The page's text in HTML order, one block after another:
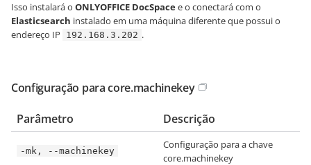
Isso instalará o ONLYOFFICE DocSpacee o conectará com o
Elasticsearch instalado em uma máquina diferente que possui o
endereço IP
192.168.3.202 .
Configuração para core.machinekey
Parâmetro Descrição
-mk, --machinekey
Configuração para a chave
core.machinekey